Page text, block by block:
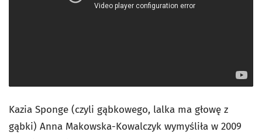
Kazia Sponge (czyli gąbkowego, lalka ma głowę z
gąbki) Anna Makowska-Kowalczyk wymyśliła w 2009